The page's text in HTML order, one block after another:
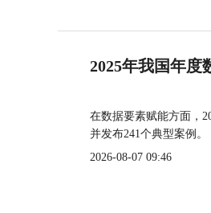
2025年我国年度
在数据要素赋能方面，
并发布241个典型案例。
2026-08-07 09:46